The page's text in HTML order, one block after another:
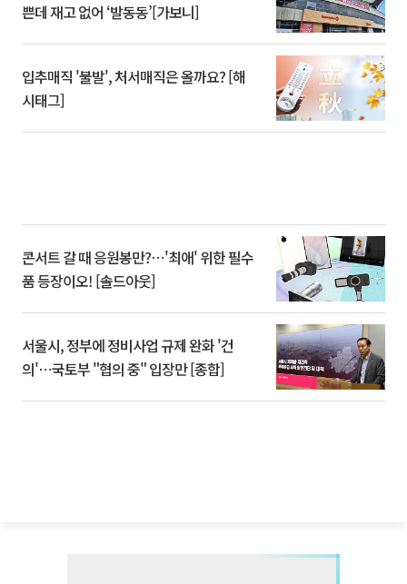
쁜데 재고 없어 ‘발동동’[가보니]
입추매직 '불발', 처서매직은 올까요? [해
시태그]
콘서트 갈 때 응원봉만?⋯'최애' 위한 필수
품 등장이오! [솔드아웃]
서울시, 정부에 정비사업 규제 완화 '건
의'⋯국토부 "협의 중" 입장만 [종합]